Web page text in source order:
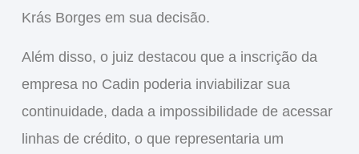
Krás Borges em sua decisão.
Além disso, o juiz destacou que a inscrição da
empresa no Cadin poderia inviabilizar sua
continuidade, dada a impossibilidade de acessar
linhas de crédito, o que representaria um